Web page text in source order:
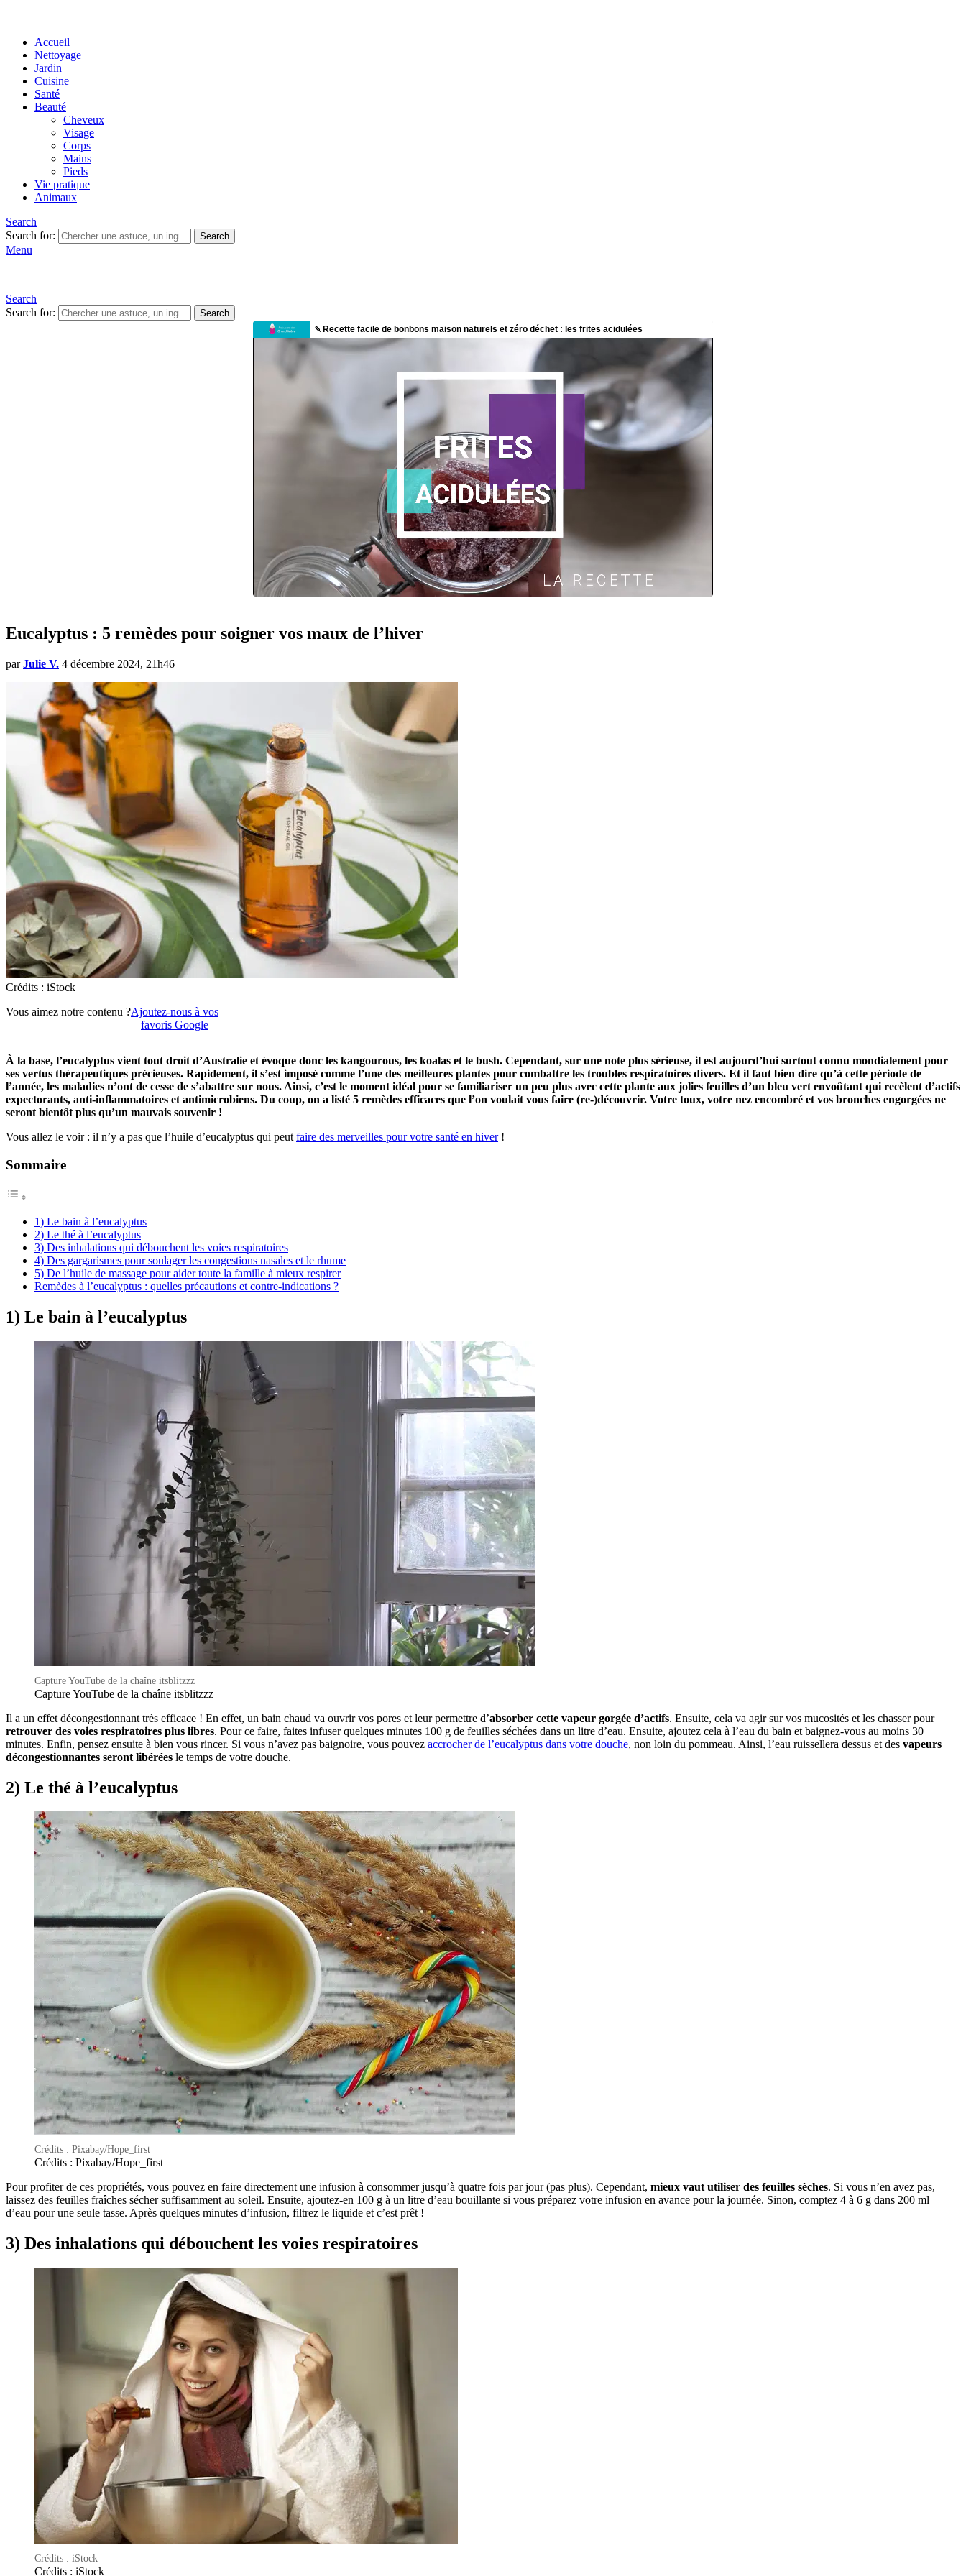
Accueil
Nettoyage
Jardin
Cuisine
Santé
Beauté
Cheveux
Visage
Corps
Mains
Pieds
Vie pratique
Animaux
Search
Search for:
Search
Menu
Search
Search for:
Search
Eucalyptus : 5 remèdes pour soigner vos maux de l’hiver
par Julie V. 4 décembre 2024, 21h46
Crédits : iStock
Vous aimez notre contenu ?Ajoutez-nous à vos
favoris Google
À la base, l’eucalyptus vient tout droit d’Australie et évoque donc les kangourous, les koalas et le bush. Cependant, sur une note plus sérieuse, il est aujourd’hui surtout connu mondialement pour
ses vertus thérapeutiques précieuses. Rapidement, il s’est imposé comme l’une des meilleures plantes pour combattre les troubles respiratoires divers. Et il faut bien dire qu’à cette période de
l’année, les maladies n’ont de cesse de s’abattre sur nous. Ainsi, c’est le moment idéal pour se familiariser un peu plus avec cette plante aux jolies feuilles d’un bleu vert envoûtant qui recèlent d’actifs
expectorants, anti-inflammatoires et antimicrobiens. Du coup, on a listé 5 remèdes efficaces que l’on voulait vous faire (re-)découvrir. Votre toux, votre nez encombré et vos bronches engorgées ne
seront bientôt plus qu’un mauvais souvenir !
Vous allez le voir : il n’y a pas que l’huile d’eucalyptus qui peut faire des merveilles pour votre santé en hiver!
Sommaire
1) Le bain à l’eucalyptus
2) Le thé à l’eucalyptus
3) Des inhalations qui débouchent les voies respiratoires
4) Des gargarismes pour soulager les congestions nasales et le rhume
5) De l’huile de massage pour aider toute la famille à mieux respirer
Remèdes à l’eucalyptus : quelles précautions et contre-indications ?
1) Le bain à l’eucalyptus
Capture YouTube de la chaîne itsblitzzz
Capture YouTube de la chaîne itsblitzzz
Il a un effet décongestionnant très efficace ! En effet, un bain chaud va ouvrir vos pores et leur permettre d’absorber cette vapeur gorgée d’actifs. Ensuite, cela va agir sur vos mucosités et les chasser pour
retrouver des voies respiratoires plus libres. Pour ce faire, faites infuser quelques minutes 100 g de feuilles séchées dans un litre d’eau. Ensuite, ajoutez cela à l’eau du bain et baignez-vous au moins 30
minutes. Enfin, pensez ensuite à bien vous rincer. Si vous n’avez pas baignoire, vous pouvez accrocher de l’eucalyptus dans votre douche, non loin du pommeau. Ainsi, l’eau ruissellera dessus et des vapeurs
décongestionnantes seront libérées le temps de votre douche.
2) Le thé à l’eucalyptus
Crédits : Pixabay/Hope_first
Crédits : Pixabay/Hope_first
Pour profiter de ces propriétés, vous pouvez en faire directement une infusion à consommer jusqu’à quatre fois par jour (pas plus). Cependant, mieux vaut utiliser des feuilles sèches. Si vous n’en avez pas,
laissez des feuilles fraîches sécher suffisamment au soleil. Ensuite, ajoutez-en 100 g à un litre d’eau bouillante si vous préparez votre infusion en avance pour la journée. Sinon, comptez 4 à 6 g dans 200 ml
d’eau pour une seule tasse. Après quelques minutes d’infusion, filtrez le liquide et c’est prêt !
3) Des inhalations qui débouchent les voies respiratoires
Crédits : iStock
Crédits : iStock